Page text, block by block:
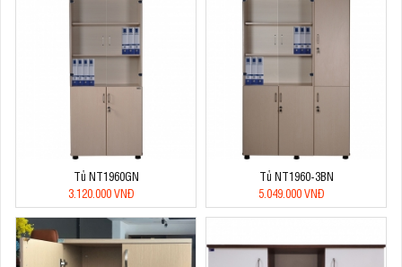
Tủ NT1960GN
3.120.000 VNĐ
Tủ NT1960-3BN
5.049.000 VNĐ